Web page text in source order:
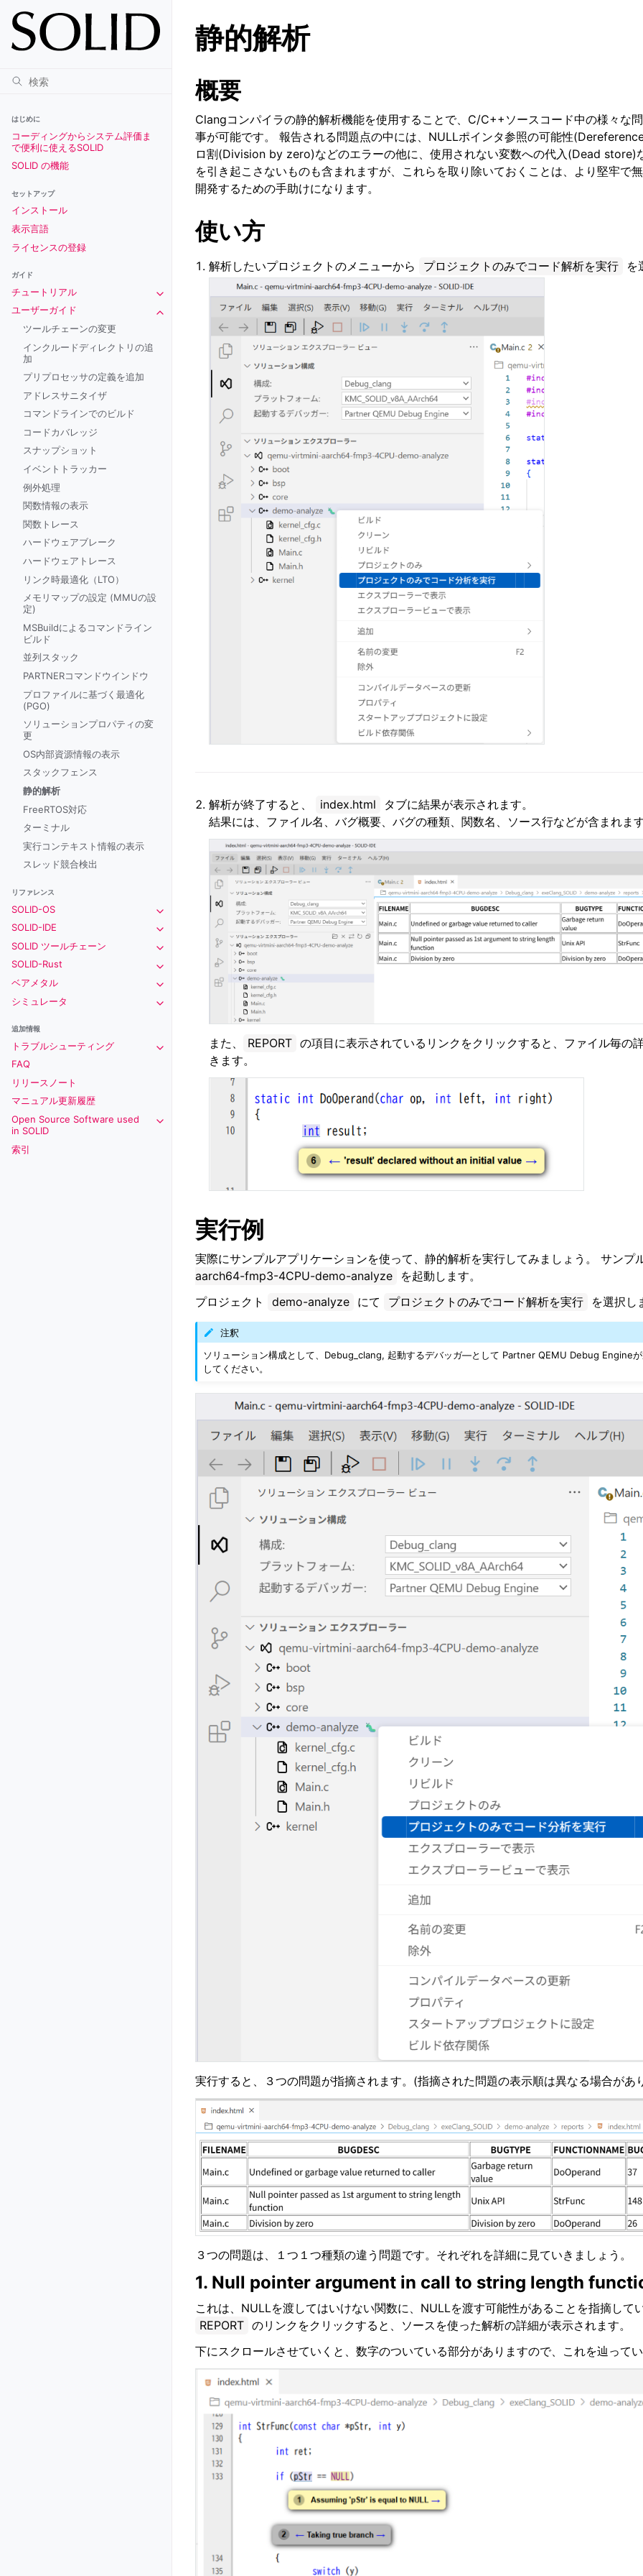
はじめに
コーディングからシステム評価ま
で便利に使えるSOLID
SOLID の機能
セットアップ
インストール
表示言語
ライセンスの登録
ガイド
チュートリアル
Toggle navigation of チュートリアル
ユーザーガイド
Toggle navigation of ユーザーガイド
ツールチェーンの変更
インクルードディレクトリの追
加
プリプロセッサの定義を追加
アドレスサニタイザ
コマンドラインでのビルド
コードカバレッジ
スナップショット
イベントトラッカー
例外処理
関数情報の表示
関数トレース
ハードウェアブレーク
ハードウェアトレース
リンク時最適化（LTO）
メモリマップの設定 (MMUの設
定)
MSBuildによるコマンドライン
ビルド
並列スタック
PARTNERコマンドウインドウ
プロファイルに基づく最適化
(PGO)
ソリューションプロパティの変
更
OS内部資源情報の表示
スタックフェンス
静的解析
FreeRTOS対応
ターミナル
実行コンテキスト情報の表示
スレッド競合検出
リファレンス
SOLID-OS
Toggle navigation of SOLID-OS
SOLID-IDE
Toggle navigation of SOLID-IDE
SOLID ツールチェーン
Toggle navigation of SOLID ツールチェーン
SOLID-Rust
Toggle navigation of SOLID-Rust
ベアメタル
Toggle navigation of ベアメタル
シミュレータ
Toggle navigation of シミュレータ
追加情報
トラブルシューティング
Toggle navigation of トラブルシューティング
FAQ
リリースノート
マニュアル更新履歴
Open Source Software used
in SOLID
Toggle navigation of Open Source Software used in SOLID
索引
静的解析
概要
Clangコンパイラの静的解析機能を使用することで、C/C++ソースコード中の様々な
事が可能です。 報告される問題点の中には、NULLポインタ参照の可能性
ロ割(Division by zero)などのエラーの他に、使用されない変数への代入(Dead store)
を引き起こさないものも含まれますが、これらを取り除いておくことは、より堅牢で
開発するための手助けになります。
使い方
解析したいプロジェクトのメニューから プロジェクトのみでコード解析を実行 を
解析が終了すると、 index.html
タブに結果が表示されます。
結果には、ファイル名、バグ概要、バグの種類、関数名、ソース行などが含まれま
また、 REPORT の項目に表示されているリンクをクリックすると、ファイル毎の
きます。
実行例
実際にサンプルアプリケーションを使って、静的解析を実行してみましょう。 サンプ
aarch64-fmp3-4CPU-demo-analyze
を起動します。
プロジェクト
demo-analyze にて プロジェクトのみでコード解析を実行 を選択し
注釈
ソリューション構成として、Debug_clang, 起動するデバッガ―として Partner QEMU Debug Engine
してください。
実行すると、３つの問題が指摘されます。(指摘された問題の表示順は異なる場合があ
３つの問題は、１つ１つ種類の違う問題です。それぞれを詳細に見ていきましょう。
1. Null pointer argument in call to string length
これは、NULLを渡してはいけない関数に、NULLを渡す可能性があることを指摘して
REPORT のリンクをクリックすると、ソースを使った解析の詳細が表示されます。
下にスクロールさせていくと、数字のついている部分がありますので、これを辿って